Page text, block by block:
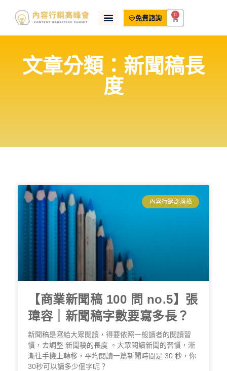
免費諮詢 0
文章分類：新聞稿長
度
內容行銷部落格
【商業新聞稿 100 問 no.5】張
瑋容｜新聞稿字數要寫多長？
新聞稿是寫給大眾閱讀，得要依照一般讀者的閱讀習
慣，去調整 新聞稿的長度 。大眾閱讀新聞的習慣，漸
漸往手機上轉移，平均閱讀一篇新聞時間是 30 秒，你
30秒可以讀多少個字呢？